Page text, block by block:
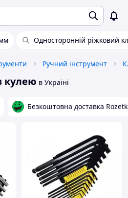
Односторонній ріжковий
Ручний інструмент
кулею в Україні
Безкоштовна доставка